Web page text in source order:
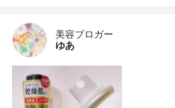
美容ブロガー
ゆあ